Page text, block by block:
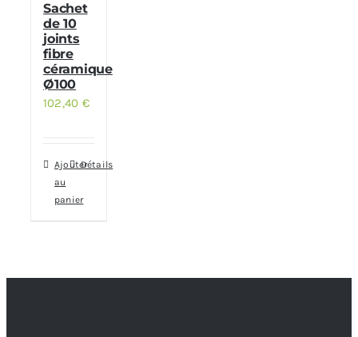
Sachet
de 10
joints
fibre
céramique
Ø100
102,40 €
Ajouter
au
panier
Détails